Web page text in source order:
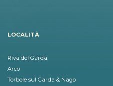
LOCALITÀ
Riva del Garda
Arco
Torbole sul Garda & Nago